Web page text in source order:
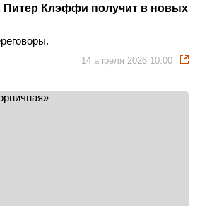
Питер Клэффи получит в новых
14 апреля 2026 10:00